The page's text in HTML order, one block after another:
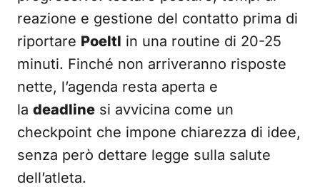
reazione e gestione del contatto prima di
riportare Poeltl in una routine di 20-25
minuti. Finché non arriveranno risposte
nette, l’agenda resta aperta e
la deadline si avvicina come un
checkpoint che impone chiarezza di idee,
senza però dettare legge sulla salute
dell’atleta.